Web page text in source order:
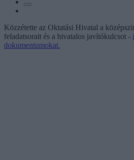
Közzétette az Oktatási Hivatal a
feladatsorait és a hivatalos javítókulcsot -
dokumentumokat.